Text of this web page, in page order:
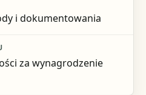
i dokumentowania
za wynagrodzenie